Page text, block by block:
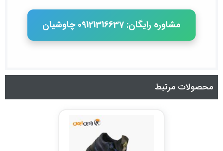
مشاوره رایگان: 09121316637 چاوشیان
محصولات مرتبط